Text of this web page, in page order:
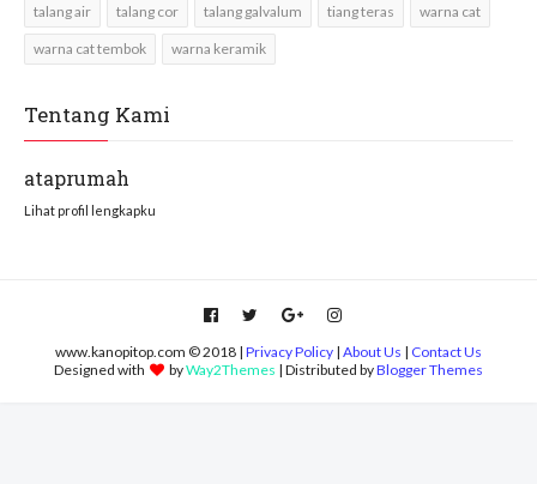
talang air talang cor talang galvalum tiang teras warna cat
warna cat tembok warna keramik
Tentang Kami
ataprumah
Lihat profil lengkapku
www.kanopitop.com © 2018 | Privacy Policy | About Us | Contact Us
Designed with
byWay2Themes | Distributed byBlogger Themes